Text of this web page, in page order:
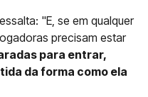
"E, se em qualquer
precisam estar
para entrar,
da forma como ela